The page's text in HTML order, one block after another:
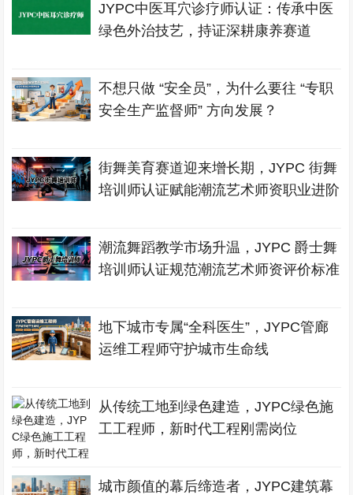
JYPC中医耳穴诊疗师认证：传承中医
绿色外治技艺，持证深耕康养赛道
不想只做 “安全员”，为什么要往 “专职
安全生产监督师” 方向发展？
街舞美育赛道迎来增长期，JYPC 街舞
培训师认证赋能潮流艺术师资职业进阶
潮流舞蹈教学市场升温，JYPC 爵士舞
培训师认证规范潮流艺术师资评价标准
地下城市专属“全科医生”，JYPC管廊
运维工程师守护城市生命线
从传统工地到绿色建造，JYPC绿色施
工工程师，新时代工程刚需岗位
城市颜值的幕后缔造者，JYPC建筑幕